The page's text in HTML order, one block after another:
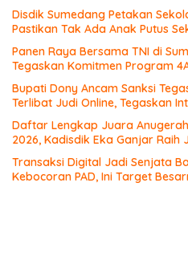
Disdik Sumedang Petakan
Pastikan Tak Ada Anak Putus
Panen Raya Bersama TNI di
Tegaskan Komitmen Program
Bupati Dony Ancam Sanksi
Terlibat Judi Online, Tegaskan
Daftar Lengkap Juara
2026, Kadisdik Eka Ganjar Raih
Transaksi Digital Jadi Senjata
Kebocoran PAD, Ini Target